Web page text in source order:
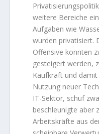
weitere Bereiche
Aufgaben wie
wurden privatisiert.
Offensive konnten
gesteigert werden,
Kaufkraft und
Nutzung neuer
IT-Sektor, schuf
beschleunigte aber
Arbeitskräfte aus